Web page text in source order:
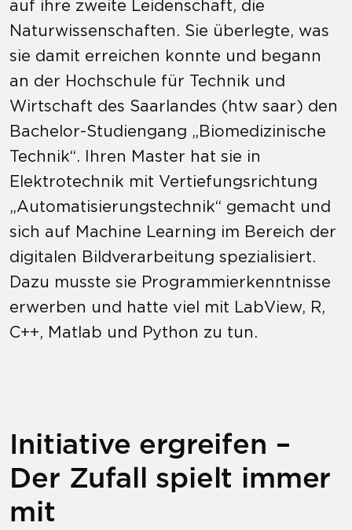
auf ihre zweite Leidenschaft, die
Naturwissenschaften. Sie überlegte, was
sie damit erreichen konnte und begann
an der Hochschule für Technik und
Wirtschaft des Saarlandes (htw saar) den
Bachelor-Studiengang „Biomedizinische
Technik“. Ihren Master hat sie in
Elektrotechnik mit Vertiefungsrichtung
„Automatisierungstechnik“ gemacht und
sich auf Machine Learning im Bereich der
digitalen Bildverarbeitung spezialisiert.
Dazu musste sie Programmierkenntnisse
erwerben und hatte viel mit LabView, R,
C++, Matlab und Python zu tun.
Initiative ergreifen –
Der Zufall spielt immer
mit